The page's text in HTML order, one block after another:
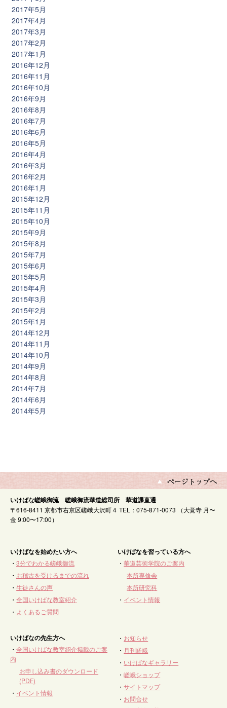
2017年5月
2017年4月
2017年3月
2017年2月
2017年1月
2016年12月
2016年11月
2016年10月
2016年9月
2016年8月
2016年7月
2016年6月
2016年5月
2016年4月
2016年3月
2016年2月
2016年1月
2015年12月
2015年11月
2015年10月
2015年9月
2015年8月
2015年7月
2015年6月
2015年5月
2015年4月
2015年3月
2015年2月
2015年1月
2014年12月
2014年11月
2014年10月
2014年9月
2014年8月
2014年7月
2014年6月
2014年5月
いけばな嵯峨御流 嵯峨御流華道総司所 華道課直通
〒616-8411 京都市右京区嵯峨大沢町４ TEL：075-871-0073 （大覚寺 月〜
金 9:00〜17:00）
いけばなを始めたい方へ
・ 3分でわかる嵯峨御流
・ お稽古を受けるまでの流れ
・ 生徒さんの声
・ 全国いけばな教室紹介
・ よくあるご質問
いけばなを習っている方へ
・華道芸術学院のご案内
本所専修会
本所研究科
・ イベント情報
いけばなの先生方へ
・ 全国いけばな教室紹介掲載のご案
内
お申し込み書のダウンロード
(PDF)
・ イベント情報
・ お知らせ
・ 月刊嵯峨
・ いけばなギャラリー
・嵯峨ショップ
・サイトマップ
・ お問合せ